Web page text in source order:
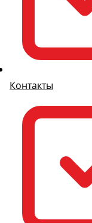
Контакты